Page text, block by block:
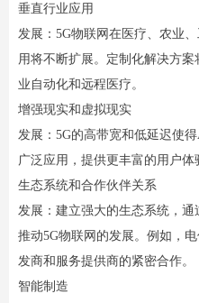
垂直行业应用
发展：5G物联网在医疗、农业
用将不断扩展。定制化解决方
业自动化和远程医疗。
增强现实和虚拟现实
发展：5G的高带宽和低延迟使
广泛应用，提供更丰富的用户体
生态系统和合作伙伴关系
发展：建立强大的生态系统，
推动5G物联网的发展。例如，
发商和服务提供商的紧密合作。
智能制造